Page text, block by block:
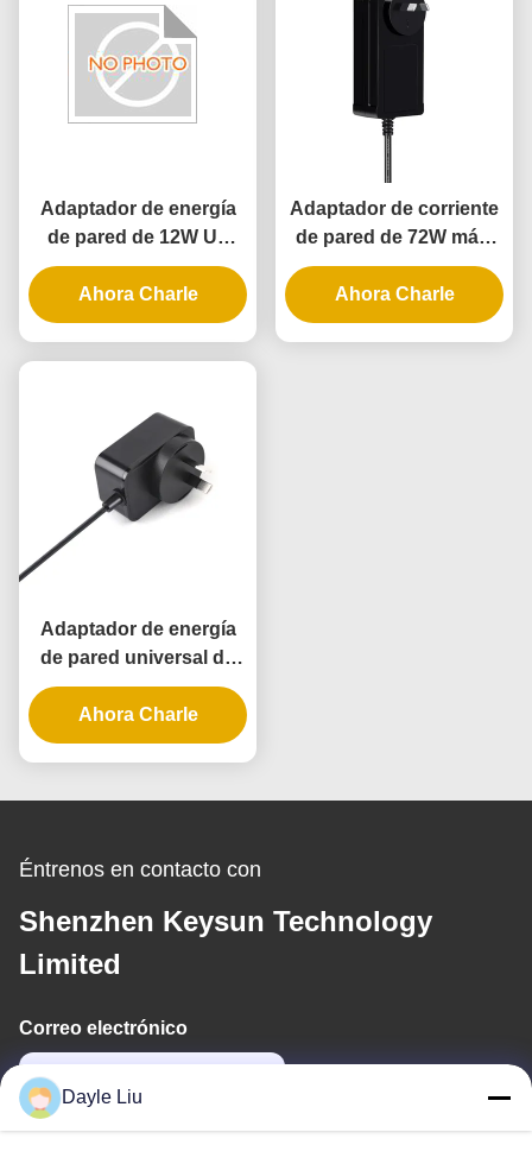
Adaptador de energía
de pared de 12W UL
con 3 años de garantía
y suministro de energía
AC DC
Ahora Charle
Adaptador de corriente
de pared de 72W máx.
con certificación UL CE
y 3 años de garantía
Ahora Charle
Adaptador de energía
de pared universal de
10W con 3 años de
garantía y múltiples
voltajes de salida
Ahora Charle
Éntrenos en contacto con
Shenzhen Keysun Technology
Limited
Correo electrónico
Dayle Liu